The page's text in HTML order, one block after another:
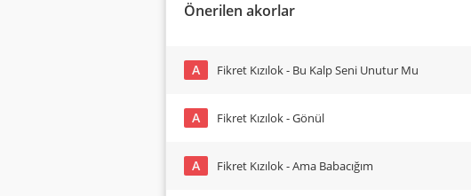
Önerilen akorlar
A Fikret Kızılok - Bu Kalp Seni Unutur Mu
A Fikret Kızılok - Gönül
A Fikret Kızılok - Ama Babacığım